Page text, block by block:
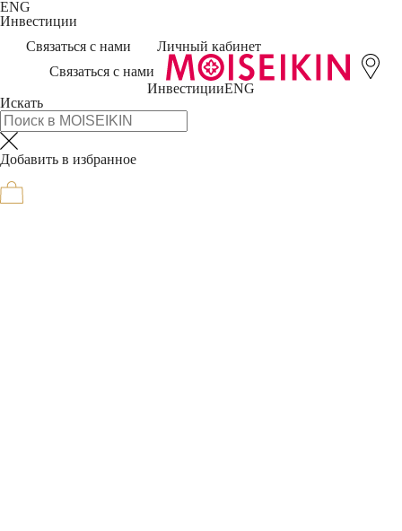
ENG
Инвестиции
Связаться с нами
Личный кабинет
Связаться с нами
ИнвестицииENG
Искать
Добавить в избранное